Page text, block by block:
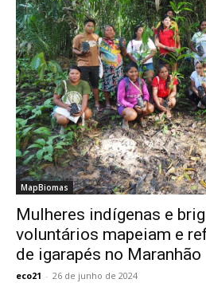
MapBiomas
Mulheres indígenas e
voluntários mapeiam e
de igarapés no Maranhão
eco21 - 26 de junho de 2024